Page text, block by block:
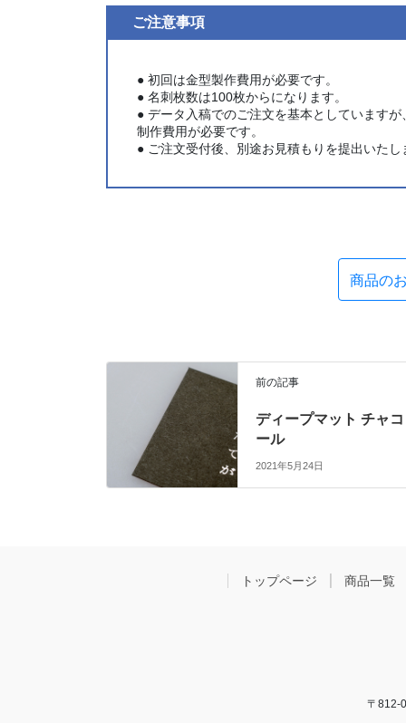
ご注意事項
● 初回は金型製作費用が必要です。
● 名刺枚数は100枚からになります。
● データ入稿でのご注文を基本としています
制作費用が必要です。
● ご注文受付後、別途お見積もりを提出いたし
商品の
前の記事
ディープマット チャコ
ール
2021年5月24日
トップページ 商品一覧
〒812-